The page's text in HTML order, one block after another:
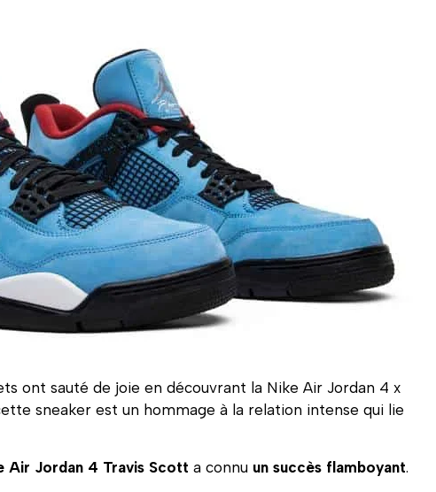
ont sauté de joie en découvrant la Nike Air Jordan 4 x
sneaker est un hommage à la relation intense qui lie
Air Jordan 4 Travis Scott a connu un succès flamboyant.